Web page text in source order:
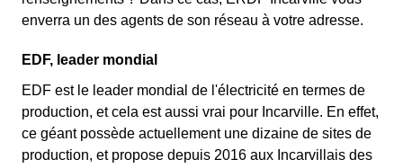
enverra un des agents de son réseau à votre adresse.
EDF, leader mondial
EDF est le leader mondial de l'électricité en termes de
production, et cela est aussi vrai pour Incarville. En effet,
ce géant possède actuellement une dizaine de sites de
production, et propose depuis 2016 aux Incarvillais des